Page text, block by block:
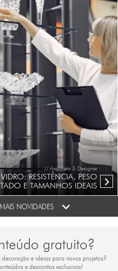
// Arquiteto & Designer
VIDRO: RESISTÊNCIA, PESO
E TAMANHOS IDEAIS
NOVIDADES
gratuito?
e ideias para novos projetos?
e descontos exclusivos!